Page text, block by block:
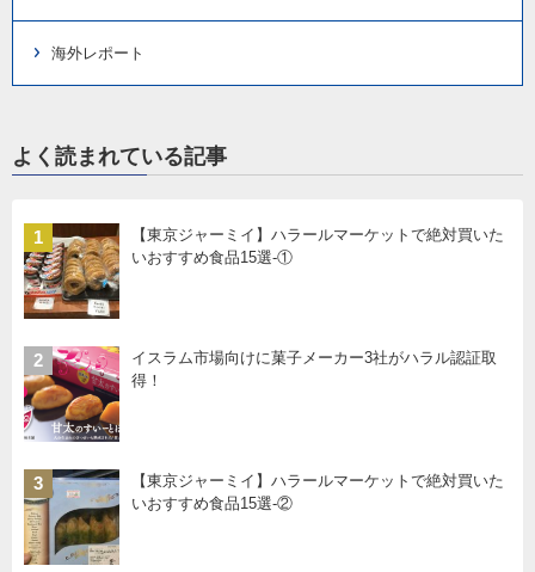
海外レポート
よく読まれている記事
1
【東京ジャーミイ】ハラールマーケットで絶対買いた
いおすすめ食品15選-①
2
イスラム市場向けに菓子メーカー3社がハラル認証取
得！
3
【東京ジャーミイ】ハラールマーケットで絶対買いた
いおすすめ食品15選-②